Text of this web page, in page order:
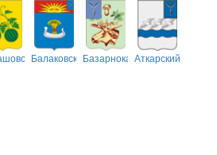
БалаковскийБазарнокарабулакский
Аткарский